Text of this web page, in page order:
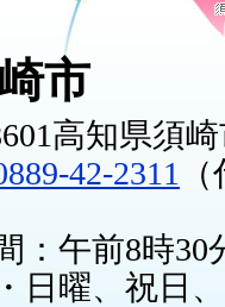
市
高知県須
42-2311
：午前8時
日曜、祝日